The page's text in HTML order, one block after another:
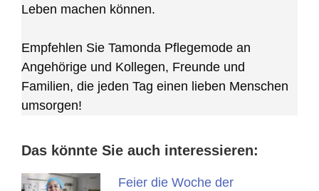
Leben machen können.
Empfehlen Sie Tamonda Pflegemode an
Angehörige und Kollegen, Freunde und
Familien, die jeden Tag einen lieben Menschen
umsorgen!
Das könnte Sie auch interessieren:
Feier die Woche der